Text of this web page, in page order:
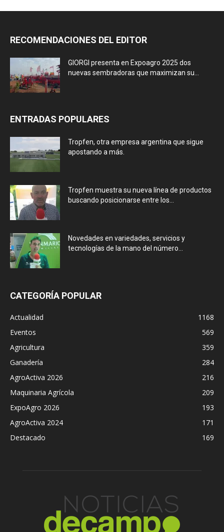
RECOMENDACIONES DEL EDITOR
GIORGI presenta en Expoagro 2025 dos
nuevas sembradoras que maximizan su...
ENTRADAS POPULARES
Tropfen, otra empresa argentina que sigue
apostando a más.
Tropfen muestra su nueva línea de productos
buscando posicionarse entre los...
Novedades en variedades, servicios y
tecnologías de la mano del número...
CATEGORÍA POPULAR
Actualidad
1168
Eventos
569
Agricultura
359
Ganadería
284
AgroActiva 2026
216
Maquinaria Agrícola
209
ExpoAgro 2026
193
AgroActiva 2024
171
Destacado
169